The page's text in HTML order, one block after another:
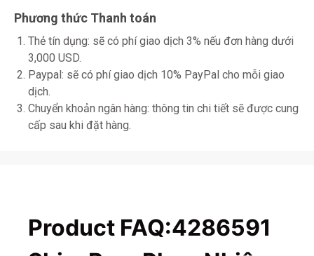
Phương thức Thanh toán
Thẻ tín dụng: sẽ có phí giao dịch 3% nếu đơn hàng dưới
3,000 USD.
Paypal: sẽ có phí giao dịch 10% PayPal cho mỗi giao
dịch.
Chuyển khoản ngân hàng: thông tin chi tiết sẽ được cung
cấp sau khi đặt hàng.
Product FAQ:4286591